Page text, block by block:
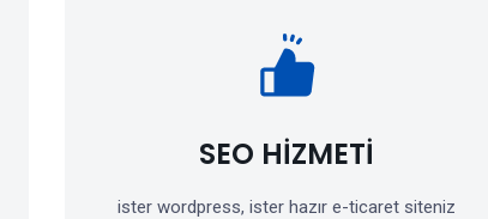
SEO HİZMETİ
ister wordpress, ister hazır e-ticaret siteniz